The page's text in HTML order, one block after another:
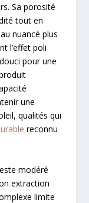
Sa porosité
tout en
nuancé plus
l’effet poli
pour une
une
qualités qui
reconnu
modéré
extraction
limite